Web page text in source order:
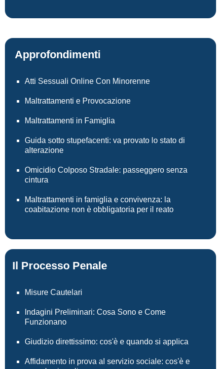
Il Processo Penale
Misure Cautelari
Indagini Preliminari: Cosa Sono e Come
Funzionano
Giudizio direttissimo: cos'è e quando si applica
Affidamento in prova al servizio sociale: cos'è e
Approfondimenti
Atti Sessuali Online Con Minorenne
Maltrattamenti e Provocazione
Maltrattamenti in Famiglia
Guida sotto stupefacenti: va provato lo stato di
alterazione
Omicidio Colposo Stradale: passeggero senza
cintura
Maltrattamenti in famiglia e convivenza: la
coabitazione non è obbligatoria per il reato